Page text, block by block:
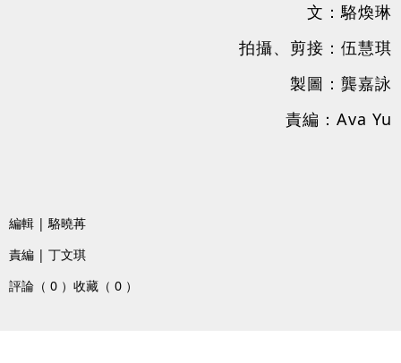
文：駱煥琳
拍攝、剪接：伍慧琪
製圖：龔嘉詠
責編：Ava Yu
編輯 | 駱曉苒
責編 | 丁文琪
評論（ 0 ） 收藏（ 0 ）